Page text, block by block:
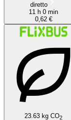
diretto
11 h 0 min
0,62 €
23.63 kg CO2